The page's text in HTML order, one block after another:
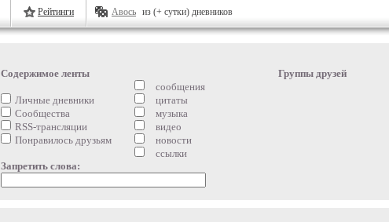
Рейтинги Авось из (+ сутки) дневников
Содержимое ленты
Личные дневники
Сообщества
RSS-трансляции
Понравилось друзьям
сообщения
цитаты
музыка
видео
новости
ссылки
Группы друзей
Запретить слова: